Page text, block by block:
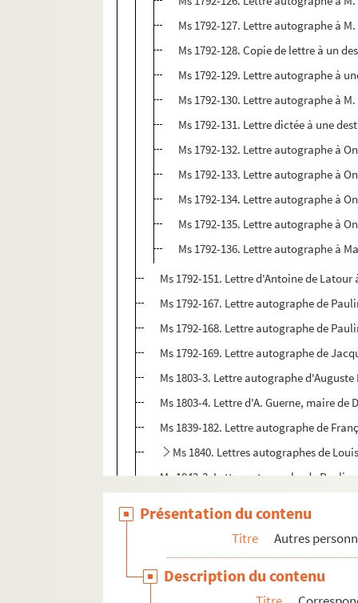
Ms 1792-127. Lettre autographe à
Ms 1792-128. Copie de lettre à un
Ms 1792-129. Lettre autographe à
Ms 1792-130. Lettre autographe à
Ms 1792-131. Lettre dictée à une
Ms 1792-132. Lettre autographe à
Ms 1792-133. Lettre autographe à
Ms 1792-134. Lettre autographe à
Ms 1792-135. Lettre autographe à
Ms 1792-136. Lettre autographe à
Ms 1792-151. Lettre d'Antoine de
Ms 1792-167. Lettre autographe de
Ms 1792-168. Lettre autographe de
Ms 1792-169. Lettre autographe de
Ms 1803-3. Lettre autographe
Ms 1803-4. Lettre d'A. Guerne, maire
Ms 1839-182. Lettre autographe de
Ms 1840. Lettres autographes de
Ms 1843-3. Lettre autographe de
Ms 1843-7. Lettre autographe de
Présentation du contenu
Titre Autres
Description du contenu